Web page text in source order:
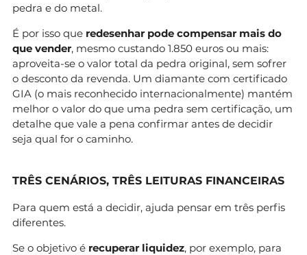
pedra e do metal.
É por isso que redesenhar pode compensar mais do
que vender, mesmo custando 1.850 euros ou mais:
aproveita-se o valor total da pedra original, sem sofrer
o desconto da revenda. Um diamante com certificado
GIA (o mais reconhecido internacionalmente) mantém
melhor o valor do que uma pedra sem certificação, um
detalhe que vale a pena confirmar antes de decidir
seja qual for o caminho.
TRÊS CENÁRIOS, TRÊS LEITURAS FINANCEIRAS
Para quem está a decidir, ajuda pensar em três perfis
diferentes.
Se o objetivo é recuperar liquidez, por exemplo, para